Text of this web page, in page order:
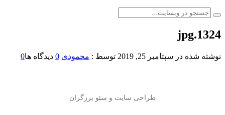
1324.jpg
نوشته شده در سپتامبر 25, 2019 توسط : محمودی 0 دیدگاه ها0